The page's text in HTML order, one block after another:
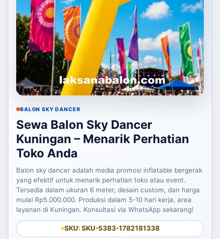
BALON SKY DANCER
Sewa Balon Sky Dancer
Kuningan – Menarik Perhatian
Toko Anda
Balon sky dancer adalah media promosi inflatable bergerak
yang efektif untuk menarik perhatian toko atau event.
Tersedia dalam ukuran 6 meter, desain custom, dan harga
mulai Rp5.000.000. Produksi dalam 5-10 hari kerja, area
layanan di Kuningan. Konsultasi via WhatsApp sekarang!
SKU: SKU-5383-1782181338